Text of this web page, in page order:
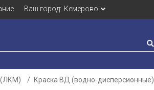
Ваш город: Кемерово
(ЛКМ) Краска ВД (водно-дисперсионные)